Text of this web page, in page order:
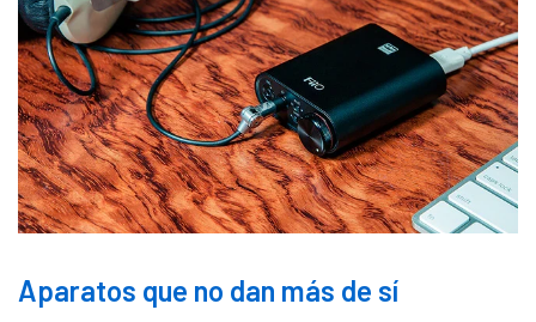
Aparatos que no dan más de sí